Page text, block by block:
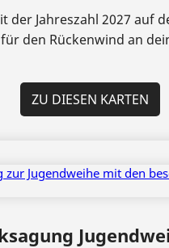
der Jahreszahl 2027 auf
den Rückenwind an
ZU DIESEN KARTEN